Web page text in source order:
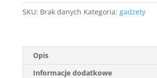
SKU: Brak danych Kategoria: gadzety
Opis
Informacje dodatkowe